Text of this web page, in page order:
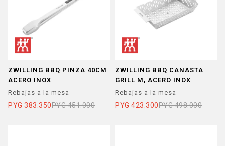
ZWILLING BBQ PINZA 40CM
ACERO INOX
Rebajas a la mesa
PYG 383.350PYG 451.000
ZWILLING BBQ CANASTA
GRILL M, ACERO INOX
Rebajas a la mesa
PYG 423.300PYG 498.000